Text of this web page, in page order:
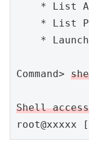
Command>
Shell
root@xxxxx